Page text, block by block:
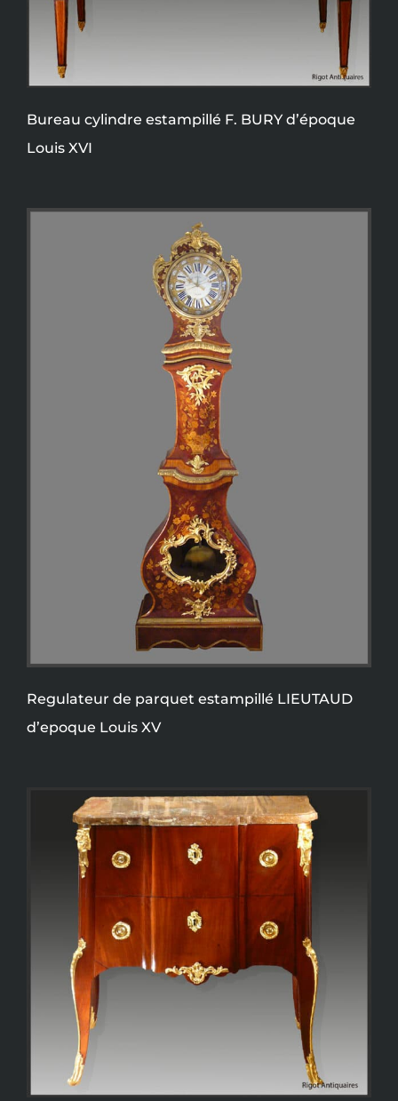
Bureau cylindre estampillé F. BURY d’époque
Louis XVI
Regulateur de parquet estampillé LIEUTAUD
d’epoque Louis XV